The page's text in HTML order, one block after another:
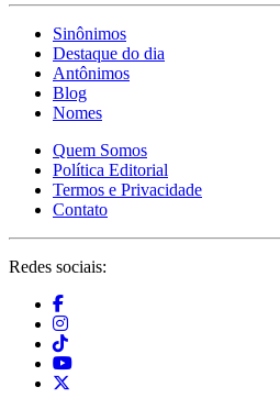
Sinônimos
Destaque do dia
Antônimos
Blog
Nomes
Quem Somos
Política Editorial
Termos e Privacidade
Contato
Redes sociais: